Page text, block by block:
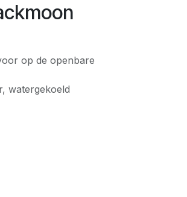
op de openbare
watergekoeld